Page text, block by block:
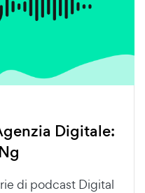
Digitale:
di podcast Digital